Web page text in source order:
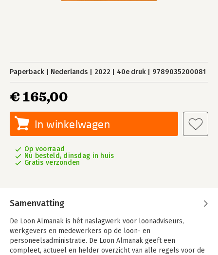
Paperback Nederlands 2022 40e druk 9789035200081
€ 165,00
In winkelwagen
Op voorraad
Nu besteld, dinsdag in huis
Gratis verzonden
Samenvatting
De Loon Almanak is hét naslagwerk voor loonadviseurs,
werkgevers en medewerkers op de loon- en
personeelsadministratie. De Loon Almanak geeft een
compleet, actueel en helder overzicht van alle regels voor de